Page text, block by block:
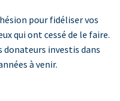
pour fidéliser vos
qui ont cessé de le faire.
donateurs investis dans
à venir.